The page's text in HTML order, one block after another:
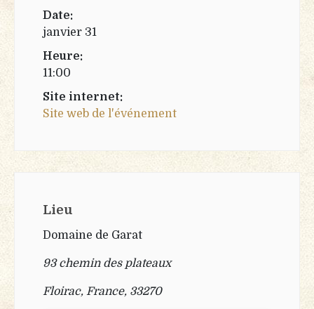
Date:
janvier 31
Heure:
11:00
Site internet:
Site web de l'événement
Lieu
Domaine de Garat
93 chemin des plateaux
Floirac, France, 33270